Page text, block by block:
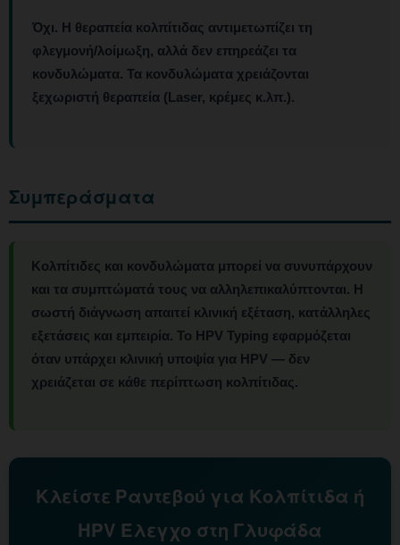
Όχι. Η θεραπεία κολπίτιδας αντιμετωπίζει τη
φλεγμονή/λοίμωξη, αλλά δεν επηρεάζει τα
κονδυλώματα. Τα κονδυλώματα χρειάζονται
ξεχωριστή θεραπεία (Laser, κρέμες κ.λπ.).
Συμπεράσματα
Κολπίτιδες και κονδυλώματα μπορεί να συνυπάρχουν
και τα συμπτώματά τους να αλληλεπικαλύπτονται. Η
σωστή διάγνωση απαιτεί κλινική εξέταση, κατάλληλες
εξετάσεις και εμπειρία. Το HPV Typing εφαρμόζεται
όταν υπάρχει κλινική υποψία για HPV — δεν
χρειάζεται σε κάθε περίπτωση κολπίτιδας.
Κλείστε Ραντεβού για Κολπίτιδα ή
HPV Έλεγχο στη Γλυφάδα